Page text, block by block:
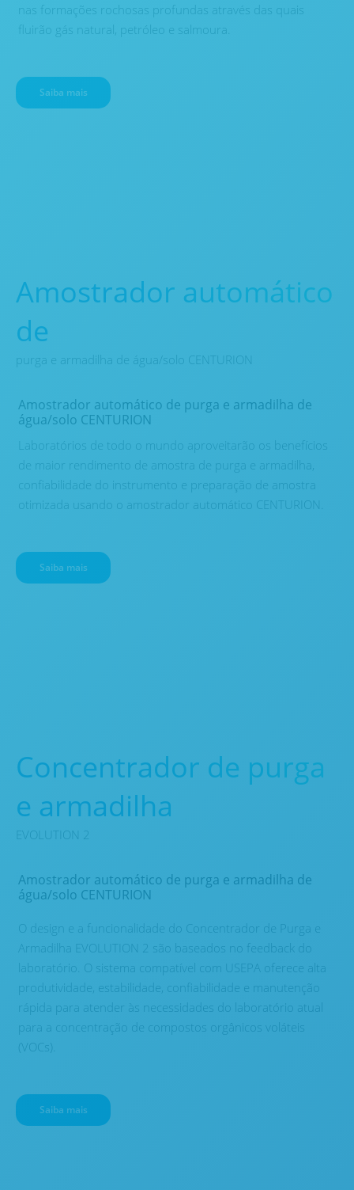
nas formações rochosas profundas através das quais
fluirão gás natural, petróleo e salmoura.
Saiba mais
Amostrador automático
de
purga e armadilha de água/solo CENTURION
Amostrador automático de purga e armadilha de
água/solo CENTURION
Laboratórios de todo o mundo aproveitarão os benefícios
de maior rendimento de amostra de purga e armadilha,
confiabilidade do instrumento e preparação de amostra
otimizada usando o amostrador automático CENTURION.
Saiba mais
Concentrador de purga
e armadilha
EVOLUTION 2
Amostrador automático de purga e armadilha de
água/solo CENTURION
O design e a funcionalidade do Concentrador de Purga e
Armadilha EVOLUTION 2 são baseados no feedback do
laboratório. O sistema compatível com USEPA oferece alta
produtividade, estabilidade, confiabilidade e manutenção
rápida para atender às necessidades do laboratório atual
para a concentração de compostos orgânicos voláteis
(VOCs).
Saiba mais